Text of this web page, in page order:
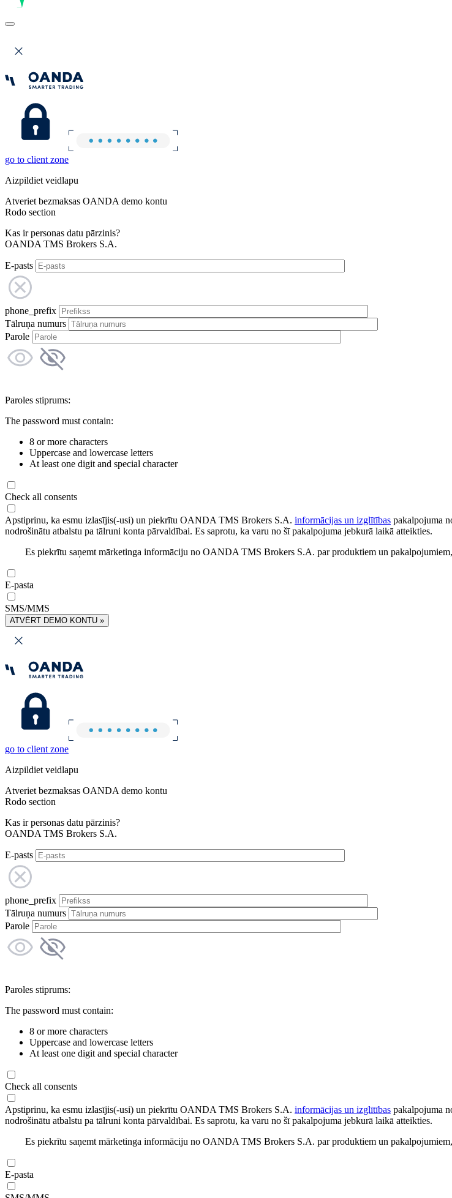
go to client zone
Aizpildiet veidlapu
Atveriet bezmaksas OANDA demo kontu
Rodo section
Kas ir personas datu pārzinis?
OANDA TMS Brokers S.A.
E-pasts
phone_prefix
Tālruņa numurs
Parole
Paroles stiprums:
The password must contain:
8 or more characters
Uppercase and lowercase letters
At least one digit and special character
Check all consents
Apstiprinu, ka esmu izlasījis(-usi) un piekrītu OANDA TMS Brokers S.A. informācijas un izglītības pakalpojuma
nodrošinātu atbalstu pa tālruni konta pārvaldībai. Es saprotu, ka varu no šī pakalpojuma jebkurā laikā atteikties.
Es piekrītu saņemt mārketinga informāciju no OANDA TMS Brokers S.A. par produktiem un
E-pasta
SMS/MMS
ATVĒRT DEMO KONTU »
go to client zone
Aizpildiet veidlapu
Atveriet bezmaksas OANDA demo kontu
Rodo section
Kas ir personas datu pārzinis?
OANDA TMS Brokers S.A.
E-pasts
phone_prefix
Tālruņa numurs
Parole
Paroles stiprums:
The password must contain:
8 or more characters
Uppercase and lowercase letters
At least one digit and special character
Check all consents
Apstiprinu, ka esmu izlasījis(-usi) un piekrītu OANDA TMS Brokers S.A. informācijas un izglītības pakalpojuma
nodrošinātu atbalstu pa tālruni konta pārvaldībai. Es saprotu, ka varu no šī pakalpojuma jebkurā laikā atteikties.
Es piekrītu saņemt mārketinga informāciju no OANDA TMS Brokers S.A. par produktiem un
E-pasta